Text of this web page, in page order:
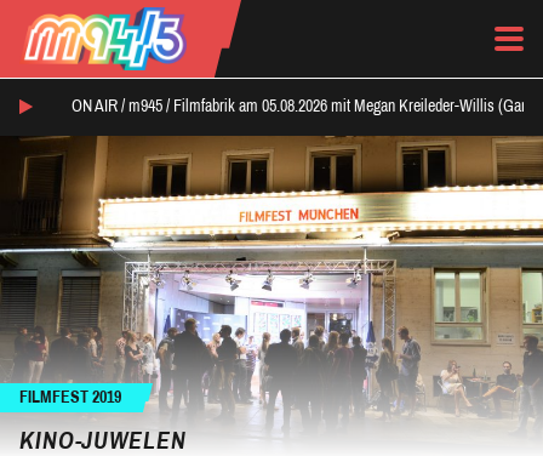
ON AIR / m945 / Filmfabrik am 05.08.2026 mit Megan Kreileder-Willis
FILMFEST 2019
KINO-JUWELEN